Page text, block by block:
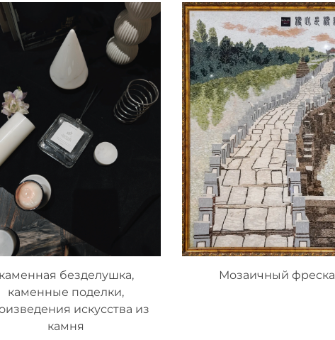
безделушка,
каменные поделки,
искусства из
камня
Мозаичный фреска